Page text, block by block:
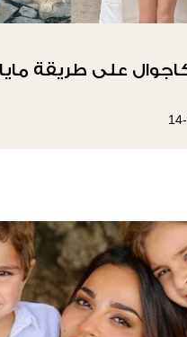
على طريقة مايا